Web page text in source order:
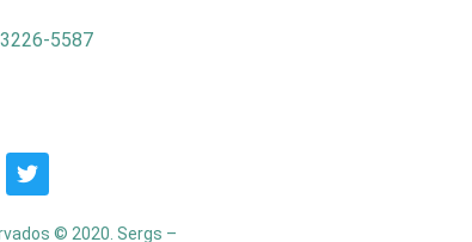
5587
© 2020. Sergs –